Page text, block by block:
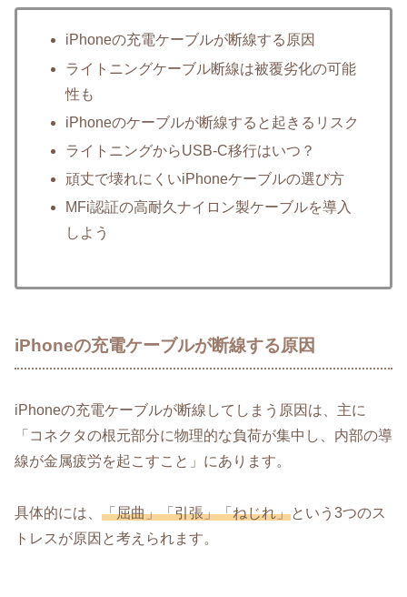
iPhoneの充電ケーブルが断線する原因
ライトニングケーブル断線は被覆劣化の可能
性も
iPhoneのケーブルが断線すると起きるリスク
ライトニングからUSB-C移行はいつ？
頑丈で壊れにくいiPhoneケーブルの選び方
MFi認証の高耐久ナイロン製ケーブルを導入
しよう
iPhoneの充電ケーブルが断線する原因
iPhoneの充電ケーブルが断線してしまう原因は、主に
「コネクタの根元部分に物理的な負荷が集中し、内部の導
線が金属疲労を起こすこと」にあります。
具体的には、 「屈曲」「引張」「ねじれ」という3つのス
トレスが原因と考えられます。